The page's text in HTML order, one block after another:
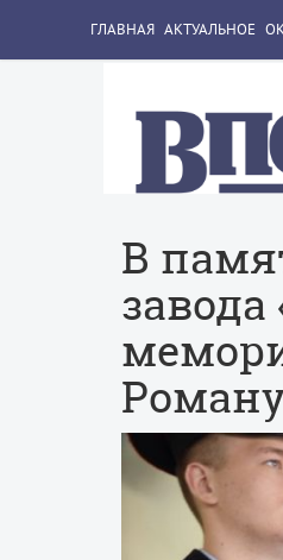
ГЛАВНАЯ АКТУАЛЬНОЕ
В